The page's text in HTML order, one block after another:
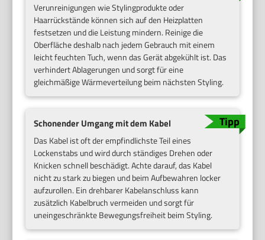
Verunreinigungen wie Stylingprodukte oder
Haarrückstände können sich auf den Heizplatten
festsetzen und die Leistung mindern. Reinige die
Oberfläche deshalb nach jedem Gebrauch mit einem
leicht feuchten Tuch, wenn das Gerät abgekühlt ist. Das
verhindert Ablagerungen und sorgt für eine
gleichmäßige Wärmeverteilung beim nächsten Styling.
Schonender Umgang mit dem Kabel
Das Kabel ist oft der empfindlichste Teil eines
Lockenstabs und wird durch ständiges Drehen oder
Knicken schnell beschädigt. Achte darauf, das Kabel
nicht zu stark zu biegen und beim Aufbewahren locker
aufzurollen. Ein drehbarer Kabelanschluss kann
zusätzlich Kabelbruch vermeiden und sorgt für
uneingeschränkte Bewegungsfreiheit beim Styling.